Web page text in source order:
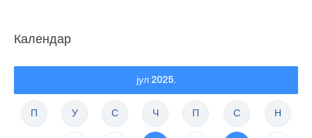
Календар
јул 2025.
П У С Ч П С Н